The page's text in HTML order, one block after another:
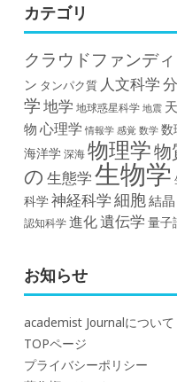
カテゴリ
クラウドファンデ
ン タンパク質 人文科学
学地学 地球惑星科学 地震
物 心理学 情報学 感覚 数学 数
海洋学深海物理学物
の 生態学生物学
科学神経科学細胞結晶
認知科学進化遺伝学 量子
お知らせ
academist Journalについて
TOPページ
プライバシーポリシー